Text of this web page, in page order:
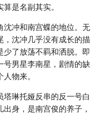
算是名副其实。
沈冲和南宫蝶的地位。无
，沈冲几乎没有成长的描
了放荡不羁和洒脱。即
号男星李南星，剧情的缺
物来。
琳托娅反串的反一号白
身，是南宫俊的养子，